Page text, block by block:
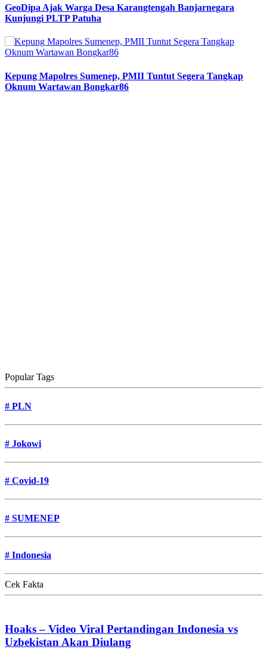
GeoDipa Ajak Warga Desa Karangtengah Banjarnegara
Kunjungi PLTP Patuha
Kepung Mapolres Sumenep, PMII Tuntut Segera Tangkap
Oknum Wartawan Bongkar86
Popular Tags
# PLN
# Jokowi
# Covid-19
# SUMENEP
# Indonesia
Cek Fakta
Hoaks – Video Viral Pertandingan Indonesia vs
Uzbekistan Akan Diulang